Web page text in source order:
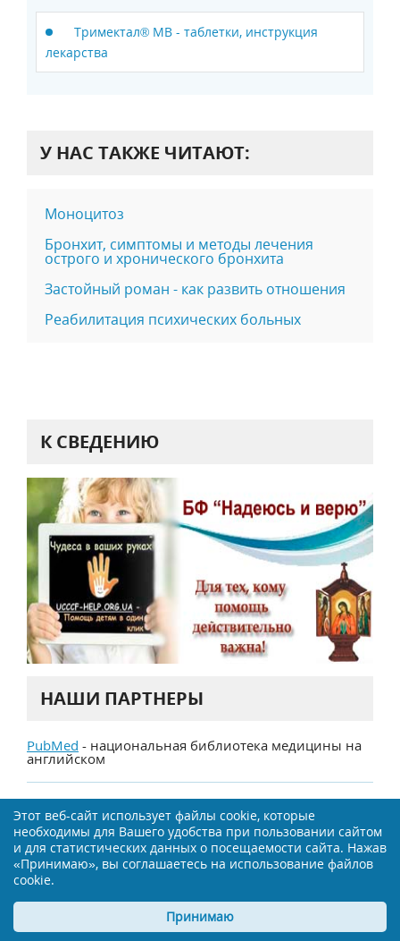
Тримектал® МВ - таблетки, инструкция
лекарства
У НАС ТАКЖЕ ЧИТАЮТ:
Моноцитоз
Бронхит, симптомы и методы лечения
острого и хронического бронхита
Застойный роман - как развить отношения
Реабилитация психических больных
К СВЕДЕНИЮ
НАШИ ПАРТНЕРЫ
PubMed - национальная библиотека медицины на
английском
О проекте
Авторы и рецензенты
Врачам и клиникам
Реклама
Контакты
Этот веб-сайт использует файлы cookie, которые
необходимы для Вашего удобства при пользовании сайтом
и для статистических данных о посещаемости сайта. Нажав
«Принимаю», вы соглашаетесь на использование файлов
cookie.
Принимаю